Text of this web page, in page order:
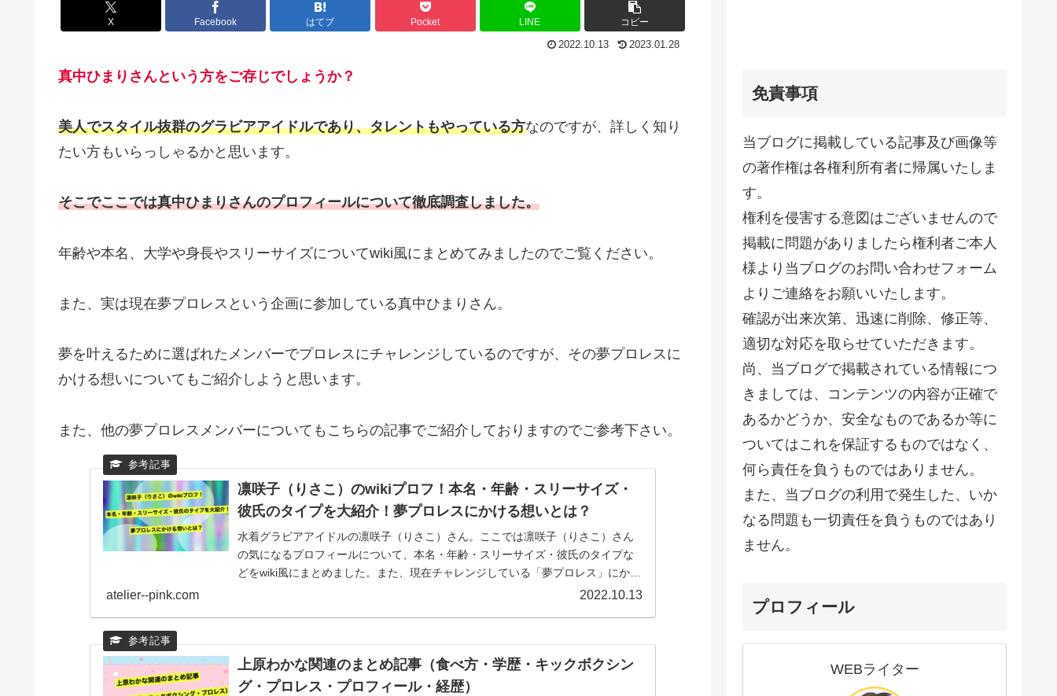
X Facebook はてブ Pocket LINE コピー
2022.10.13 2023.01.28
真中ひまりさんという方をご存じでしょうか？
美人でスタイル抜群のグラビアアイドルであり、タレントもやっている方なのですが、詳しく知り
たい方もいらっしゃるかと思います。
そこでここでは真中ひまりさんのプロフィールについて徹底調査しました。
年齢や本名、大学や身長やスリーサイズについてwiki風にまとめてみましたのでご覧ください。
また、実は現在夢プロレスという企画に参加している真中ひまりさん。
夢を叶えるために選ばれたメンバーでプロレスにチャレンジしているのですが、その夢プロレスに
かける想いについてもご紹介しようと思います。
また、他の夢プロレスメンバーについてもこちらの記事でご紹介しておりますのでご参考下さい。
凛咲子（りさこ）のwikiプロフ！本名・年齢・スリーサイズ・
彼氏のタイプを大紹介！夢プロレスにかける想いとは？
水着グラビアアイドルの凛咲子（りさこ）さん。ここでは凛咲子（りさこ）さん
の気になるプロフィールについて、本名・年齢・スリーサイズ・彼氏のタイプな
どをwiki風にまとめました。また、現在チャレンジしている「夢プロレス」にかけ
atelier--pink.com 2022.10.13
上原わかな関連のまとめ記事（食べ方・学歴・キックボクシン
グ・プロレス・プロフィール・経歴）
免責事項
当ブログに掲載している記事及び画像等
の著作権は各権利所有者に帰属いたしま
す。
権利を侵害する意図はございませんので
掲載に問題がありましたら権利者ご本人
様より当ブログのお問い合わせフォーム
よりご連絡をお願いいたします。
確認が出来次第、迅速に削除、修正等、
適切な対応を取らせていただきます。
尚、当ブログで掲載されている情報につ
きましては、コンテンツの内容が正確で
あるかどうか、安全なものであるか等に
ついてはこれを保証するものではなく、
何ら責任を負うものではありません。
また、当ブログの利用で発生した、いか
なる問題も一切責任を負うものではあり
ません。
プロフィール
WEBライター